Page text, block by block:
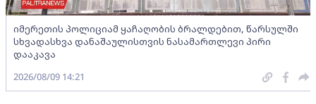
იმერეთის პოლიციამ ყაჩაღობის ბრალდებით, წარსულში
სხვადასხვა დანაშაულისთვის ნასამართლევი პირი
დააკავა
2026/08/09 14:21